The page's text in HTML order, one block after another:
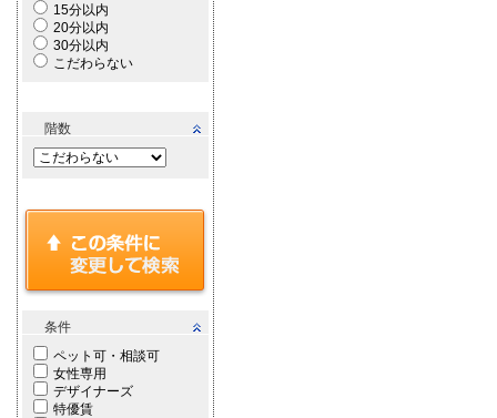
15分以内
20分以内
30分以内
こだわらない
階数
条件
ペット可・相談可
女性専用
デザイナーズ
特優賃